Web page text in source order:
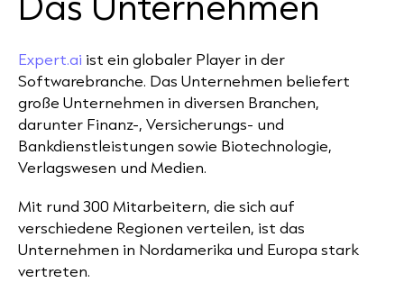
Expert.ai ist ein globaler Player in der
Softwarebranche. Das Unternehmen beliefert
große Unternehmen in diversen Branchen,
darunter Finanz-, Versicherungs- und
Bankdienstleistungen sowie Biotechnologie,
Verlagswesen und Medien.
Mit rund 300 Mitarbeitern, die sich auf
verschiedene Regionen verteilen, ist das
Unternehmen in Nordamerika und Europa stark
vertreten.